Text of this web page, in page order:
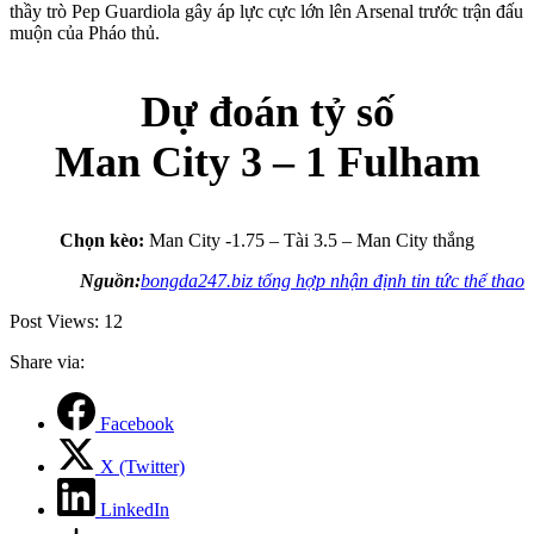
thầy trò Pep Guardiola gây áp lực cực lớn lên Arsenal trước trận đấu
muộn của Pháo thủ.
Dự đoán tỷ số
Man City 3 – 1 Fulham
Chọn kèo: Man City -1.75 – Tài 3.5 – Man City thắng
Nguồn:bongda247.biz tổng hợp nhận định tin tức thể thao
Post Views: 12
Share via:
Facebook
X (Twitter)
LinkedIn